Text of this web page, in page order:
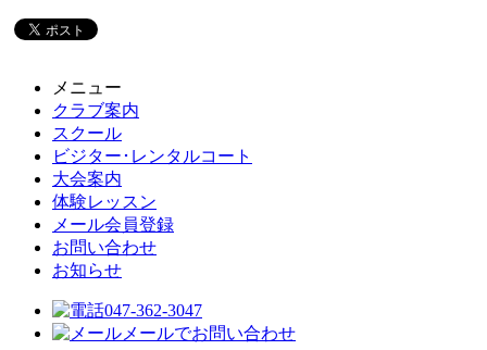
メニュー
クラブ案内
スクール
ビジター･レンタルコート
大会案内
体験レッスン
メール会員登録
お問い合わせ
お知らせ
047-362-3047
メールでお問い合わせ